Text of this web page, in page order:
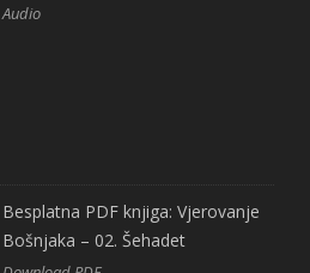
Audio
Besplatna PDF knjiga: Vjerovanje
Bošnjaka – 02. Šehadet